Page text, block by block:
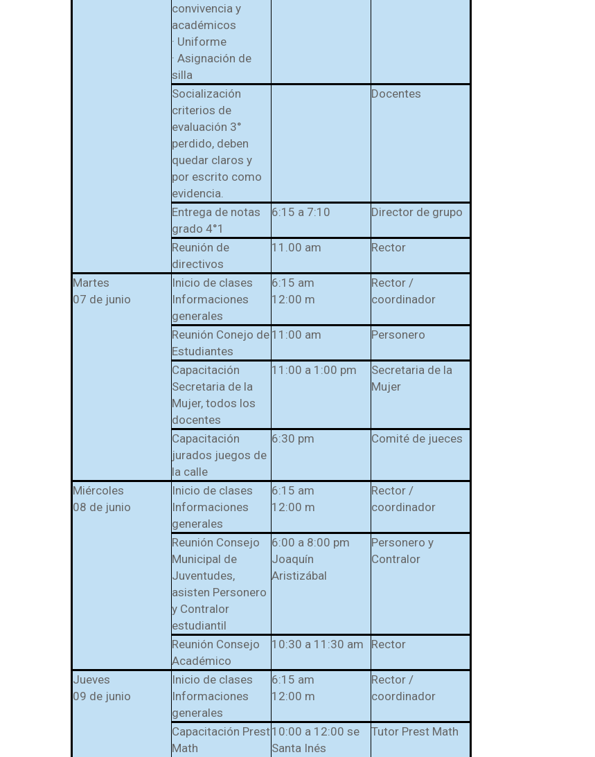
convivencia y
académicos
· Uniforme
· Asignación de
silla
Socialización
criterios de
evaluación 3°
perdido, deben
quedar claros y
por escrito como
evidencia.
Docentes
Entrega de notas
grado 4°1
6:15 a 7:10 Director de grupo
Reunión de
directivos
11.00 am Rector
Martes
07 de junio
Inicio de clases
Informaciones
generales
6:15 am
12:00 m
Rector /
coordinador
Reunión Conejo de
Estudiantes
11:00 am Personero
Capacitación
Secretaria de la
Mujer, todos los
docentes
11:00 a 1:00 pm
Secretaria de la
Mujer
Capacitación
jurados juegos de
la calle
6:30 pm Comité de jueces
Miércoles
08 de junio
Inicio de clases
Informaciones
generales
6:15 am
12:00 m
Rector /
coordinador
Reunión Consejo
Municipal de
Juventudes,
asisten Personero
y Contralor
estudiantil
6:00 a 8:00 pm
Joaquín
Aristizábal
Personero y
Contralor
Reunión Consejo
Académico
10:30 a 11:30 am Rector
Jueves
09 de junio
Inicio de clases
Informaciones
generales
6:15 am
12:00 m
Rector /
coordinador
Capacitación Prest
Math
10:00 a 12:00 se
Santa Inés
Tutor Prest Math